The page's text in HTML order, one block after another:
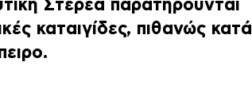
Στερεά παρατηρούνται
καταιγίδες, πιθανώς κατά